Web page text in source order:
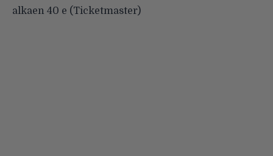
alkaen 40 e (Ticketmaster)